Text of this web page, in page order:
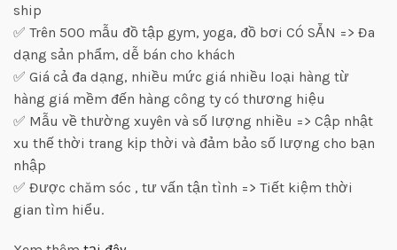
ship
✅ Trên 500 mẫu đồ tập gym, yoga, đồ bơi CÓ SẴN => Đa
dạng sản phẩm, dễ bán cho khách
✅ Giá cả đa dạng, nhiều mức giá nhiều loại hàng từ
hàng giá mềm đến hàng công ty có thương hiệu
✅ Mẫu về thường xuyên và số lượng nhiều => Cập nhật
xu thế thời trang kịp thời và đảm bảo số lượng cho bạn
nhập
✅ Được chăm sóc , tư vấn tận tình => Tiết kiệm thời
gian tìm hiểu.